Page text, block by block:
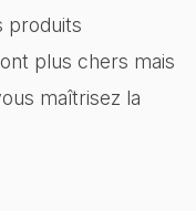
produits
plus chers mais
maîtrisez la